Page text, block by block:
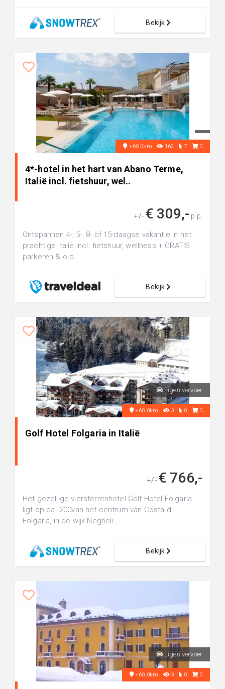
Bekijk
+60.0km 162 7 0
4*-hotel in het hart van Abano Terme,
Italië incl. fietshuur, wel..
+/- € 309,- p.p.
Ontspannen 4-, 5-, 8- of 15-daagse vakantie in het
prachtige Italië incl. fietshuur, wellness + GRATIS
parkeren & o.b....
Bekijk
Eigen vervoer
+60.0km 3 0 0
Golf Hotel Folgaria in Italië
+/- € 766,-
Het gezellige viersterrenhotel Golf Hotel Folgaria
ligt op ca. 200van het centrum van Costa di
Folgaria, in de wijk Negheli...
Bekijk
Eigen vervoer
+60.0km 3 0 0